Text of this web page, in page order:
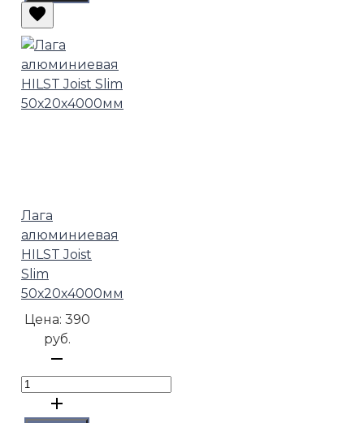
Лага
алюминиевая
HILST Joist
Slim
50х20х4000мм
Цена: 390
руб.